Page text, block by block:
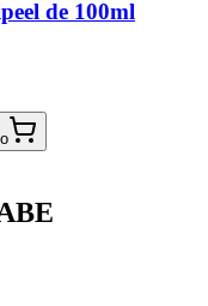
de 100ml